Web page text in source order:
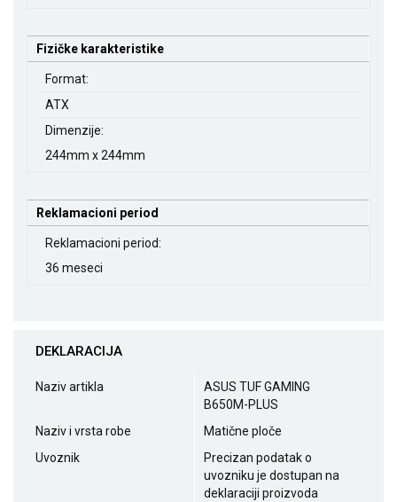
Fizičke karakteristike
Format:
ATX
Dimenzije:
244mm x 244mm
Reklamacioni period
Reklamacioni period:
36 meseci
DEKLARACIJA
Naziv artikla
ASUS TUF GAMING
B650M-PLUS
Naziv i vrsta robe
Matične ploče
Uvoznik
Precizan podatak o
uvozniku je dostupan na
deklaraciji proizvoda